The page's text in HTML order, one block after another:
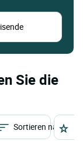
Sie die
Sortieren nach